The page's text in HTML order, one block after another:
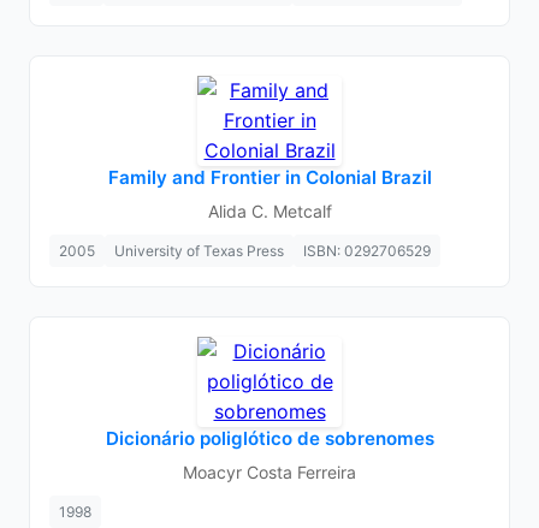
Family and Frontier in Colonial Brazil
Alida C. Metcalf
2005 University of Texas Press ISBN: 0292706529
Dicionário poliglótico de sobrenomes
Moacyr Costa Ferreira
1998